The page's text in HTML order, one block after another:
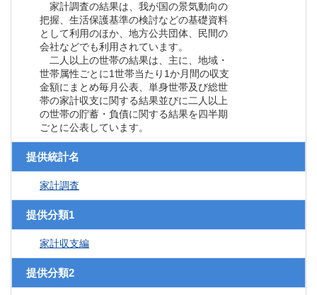
家計調査の結果は、我が国の景気動向の
把握、生活保護基準の検討などの基礎資料
として利用のほか、地方公共団体、民間の
会社などでも利用されています。
二人以上の世帯の結果は、主に、地域・
世帯属性ごとに1世帯当たり1か月間の収支
金額にまとめ毎月公表、単身世帯及び総世
帯の家計収支に関する結果並びに二人以上
の世帯の貯蓄・負債に関する結果を四半期
ごとに公表しています。
提供統計名
家計調査
提供分類1
家計収支編
提供分類2